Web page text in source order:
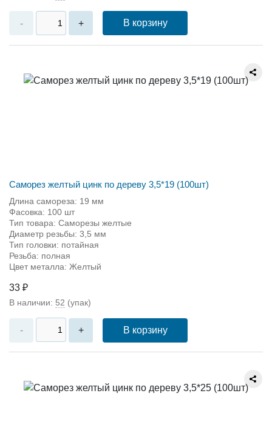
- + В корзину
Саморез желтый цинк по дереву 3,5*19 (100шт)
Длина самореза: 19 мм
Фасовка: 100 шт
Тип товара: Саморезы желтые
Диаметр резьбы: 3,5 мм
Тип головки: потайная
Резьба: полная
Цвет металла: Желтый
33 ₽
В наличии: 52 (упак)
- + В корзину